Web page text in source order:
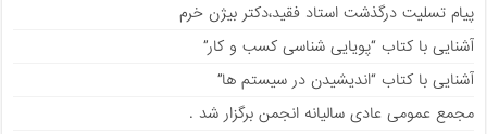
پیام تسلیت درگذشت استاد فقید،دکتر بیژن خرم
آشنایی با کتاب “پویایی شناسی کسب و کار”
آشنایی با کتاب “اندیشیدن در سیستم ها”
مجمع عمومی عادی سالیانه انجمن برگزار شد .